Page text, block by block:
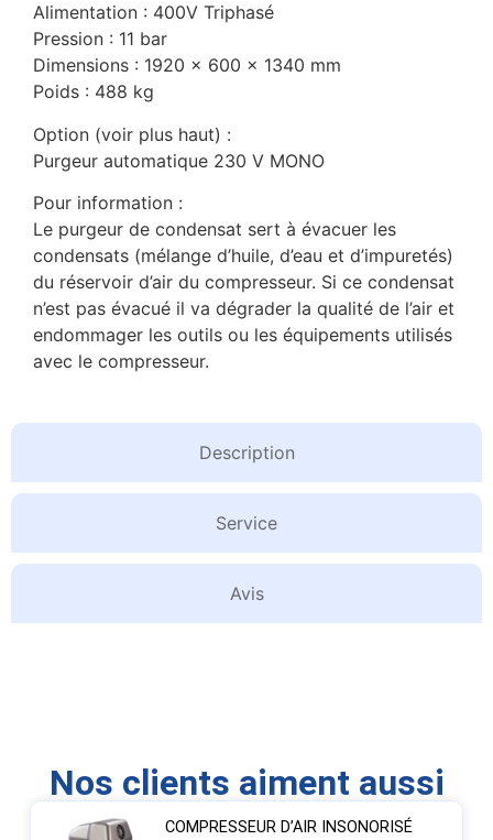
Description
Service
Avis
Alimentation : 400V Triphasé
Pression : 11 bar
Dimensions : 1920 x 600 x 1340 mm
Poids : 488 kg
Option (voir plus haut) :
Purgeur automatique 230 V MONO
Pour information :
Le purgeur de condensat sert à évacuer les
condensats (mélange d’huile, d’eau et d’impuretés)
du réservoir d’air du compresseur. Si ce condensat
n’est pas évacué il va dégrader la qualité de l’air et
endommager les outils ou les équipements utilisés
avec le compresseur.
Nos clients aiment aussi
COMPRESSEUR D’AIR INSONORISÉ